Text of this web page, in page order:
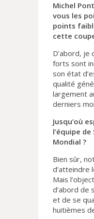
Michel
vous les
points
cette
D’abord, je
forts sont
son état
qualité
largement
derniers
Jusqu’où
l’équipe
Mondial ?
Bien sûr,
d’atteindre
Mais
d’abord de
et de se
huitièmes